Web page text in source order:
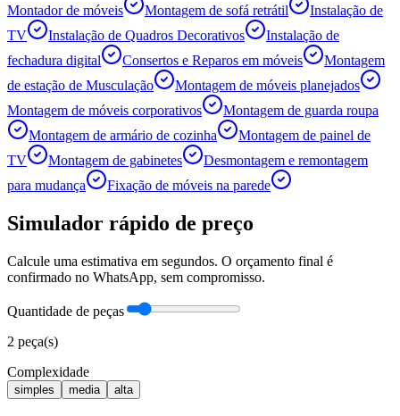
Montador de móveis Montagem de sofá retrátil
Instalação de
TV
Instalação de Quadros Decorativos
Instalação de
fechadura digital
Consertos e Reparos em móveis
Montagem
de estação de Musculação
Montagem de móveis planejados
Montagem de móveis corporativos
Montagem de guarda roupa
Montagem de armário de cozinha
Montagem de painel de
TV
Montagem de gabinetes
Desmontagem e remontagem
para mudança
Fixação de móveis na parede
Simulador rápido de preço
Calcule uma estimativa em segundos. O orçamento final é
confirmado no WhatsApp, sem compromisso.
Quantidade de peças
2 peça(s)
Complexidade
simples media alta